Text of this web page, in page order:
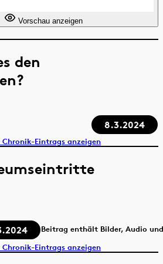
Vorschau anzeigen
den
8.3.2024
Eintrags anzeigen
Beitrag enthält Bilder, Audio
Eintrags anzeigen